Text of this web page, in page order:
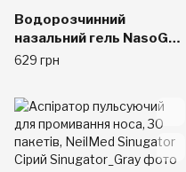
Водорозчинний
назальний гель NasoGel
для сухих носових ходів
629 грн